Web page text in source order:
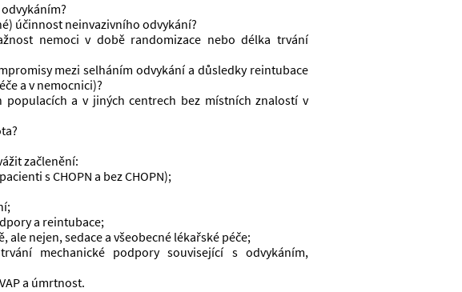
účinnost neinvazivního odvykání?
nemoci v době randomizace nebo délka trvání
mezi selháním odvykání a důsledky reintubace
a v nemocnici)?
a v jiných centrech bez místních znalostí v
začlenění:
s CHOPN a bez CHOPN);
a reintubace;
nejen, sedace a všeobecné lékařské péče;
mechanické podpory související s odvykáním,
a úmrtnost.